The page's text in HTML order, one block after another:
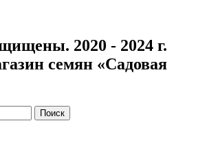
2020 - 2024 г.
семян «Садовая
Поиск